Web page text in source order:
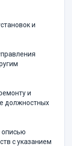
и
и
должностных
описью
с указанием